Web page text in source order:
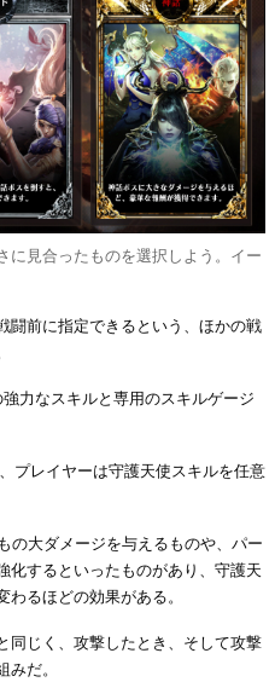
に見合ったものを選択しよう。イー
闘前に指定できるという、ほかの戦
力なスキルと専用のスキルゲージ
プレイヤーは守護天使スキルを任意
の大ダメージを与えるものや、パー
化するといったものがあり、守護天
るほどの効果がある。
同じく、攻撃したとき、そして攻撃
だ。